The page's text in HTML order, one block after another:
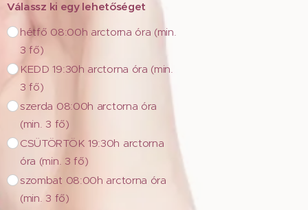
Válassz ki egy lehetőséget
hétfő 08:00h arctorna óra (min.
3 fő)
KEDD 19:30h arctorna óra (min.
3 fő)
szerda 08:00h arctorna óra
(min. 3 fő)
CSÜTÖRTÖK 19:30h arctorna
óra (min. 3 fő)
szombat 08:00h arctorna óra
(min. 3 fő)